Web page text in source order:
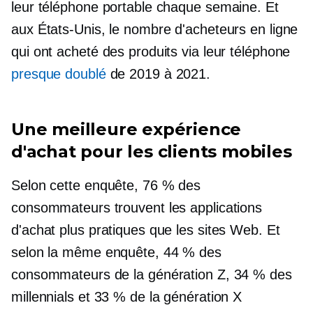
leur téléphone portable chaque semaine. Et
aux États-Unis, le nombre d'acheteurs en ligne
qui ont acheté des produits via leur téléphone
presque doubléde 2019 à 2021.
Une meilleure expérience
d'achat pour les clients mobiles
Selon cette enquête, 76 % des
consommateurs trouvent les applications
d'achat plus pratiques que les sites Web. Et
selon la même enquête, 44 % des
consommateurs de la génération Z, 34 % des
millennials et 33 % de la génération X